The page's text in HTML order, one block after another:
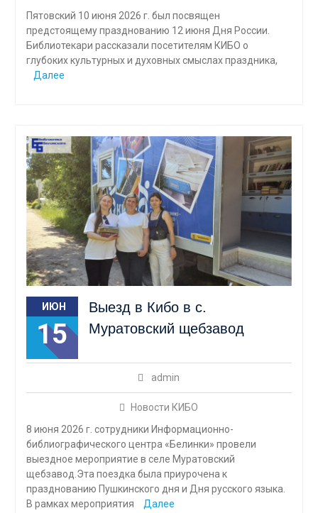
Пятовский 10 июня 2026 г. был посвящен
предстоящему празднованию 12 июня Дня России.
Библиотекари рассказали посетителям КИБО о
глубоких культурных и духовных смыслах праздника,
Далее
ИЮН
15
Выезд в Кибо в с.
Муратовский щебзавод
admin
Новости КИБО
8 июня 2026 г. сотрудники Информационно-
библиографического центра «Белинки» провели
выездное мероприятие в селе Муратовский
щебзавод.Эта поездка была приурочена к
празднованию Пушкинского дня и Дня русского языка.
В рамках мероприятия
Далее